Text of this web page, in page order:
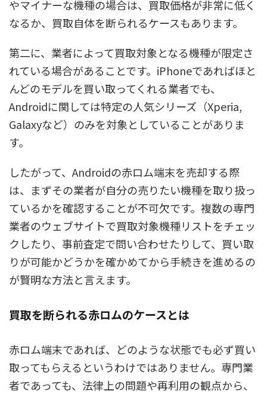
やマイナーな機種の場合は、買取価格が非常に低く
なるか、買取自体を断られるケースもあります。
第二に、業者によって買取対象となる機種が限定さ
れている場合があることです。iPhoneであればほと
んどのモデルを買い取ってくれる業者でも、
Androidに関しては特定の人気シリーズ（Xperia,
Galaxyなど）のみを対象としていることがありま
す。
したがって、Androidの赤ロム端末を売却する際
は、まずその業者が自分の売りたい機種を取り扱っ
ているかを確認することが不可欠です。複数の専門
業者のウェブサイトで買取対象機種リストをチェッ
クしたり、事前査定で問い合わせたりして、買い取
りが可能かどうかを確かめてから手続きを進めるの
が賢明な方法と言えます。
買取を断られる赤ロムのケースとは
赤ロム端末であれば、どのような状態でも必ず買い
取ってもらえるというわけではありません。専門業
者であっても、法律上の問題や再利用の観点から、